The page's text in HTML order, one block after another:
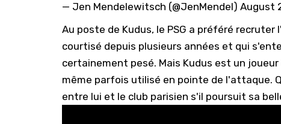
— Jen Mendelewitsch (@JenMendel) August
Au poste de Kudus, le PSG a préféré
courtisé depuis plusieurs années et qui
certainement pesé. Mais Kudus est un
même parfois utilisé en pointe de l'attaque.
entre lui et le club parisien s'il poursuit sa